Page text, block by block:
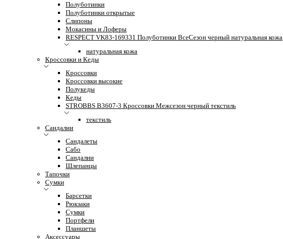
Полуботинки
Полуботинки открытые
Слипоны
Мокасины и Лоферы
RESPECT VK83-169331 Полуботинки ВсеСезон черный натуральная кожа
натуральная кожа
Кроссовки и Кеды
Кроссовки
Кроссовки высокие
Полукеды
Кеды
STROBBS B3607-3 Кроссовки Межсезон черный текстиль
текстиль
Сандалии
Сандалеты
Сабо
Сандалии
Шлепанцы
Тапочки
Сумки
Барсетки
Рюкзаки
Сумки
Портфели
Планшеты
Аксессуары